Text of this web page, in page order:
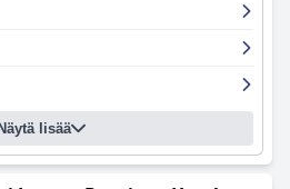
puhdas ja noudattaa
varmistaakseen vieraiden
mukaan lukien concierge, joka
ystävällisintä, ja he tekevät
että jokainen erityistoive toteutuu.
tarjoavat täydellisen
taas boutique-tyyli ja
todella erityisen kokemuksen.
hotellia ja huoneita upeiksi.
Näytä lisää